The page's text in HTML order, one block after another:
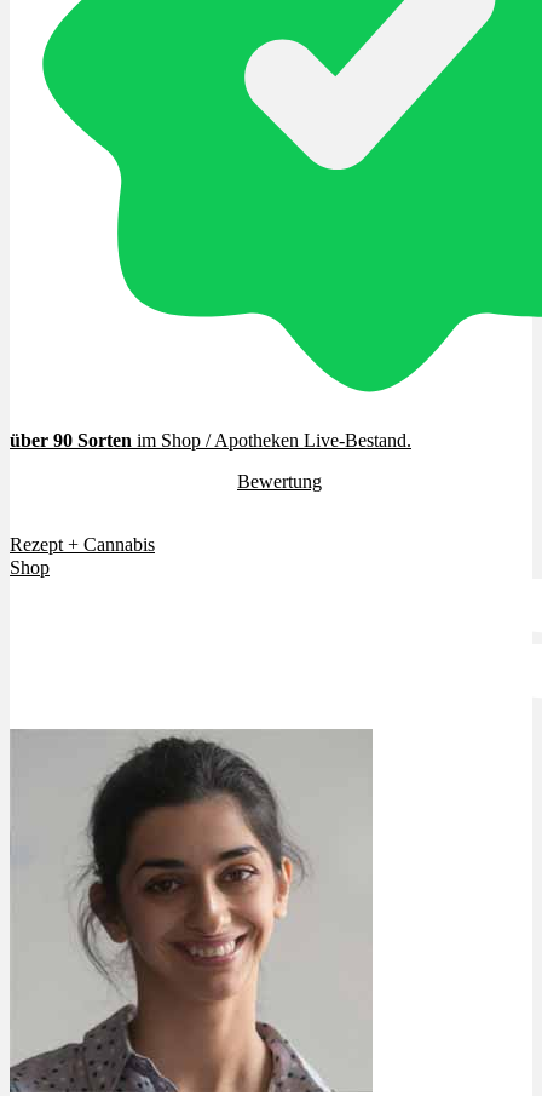
Medizinisches Cannabis
Cannabinoide
THC
Studien
Bewertungen
News
App
Newsletter
über 90 Sorten im Shop / Apotheken Live-Bestand.
Bewertung
Rezept + Cannabis
Shop